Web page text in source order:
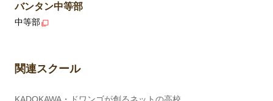
バンタン中等部
中等部
関連スクール